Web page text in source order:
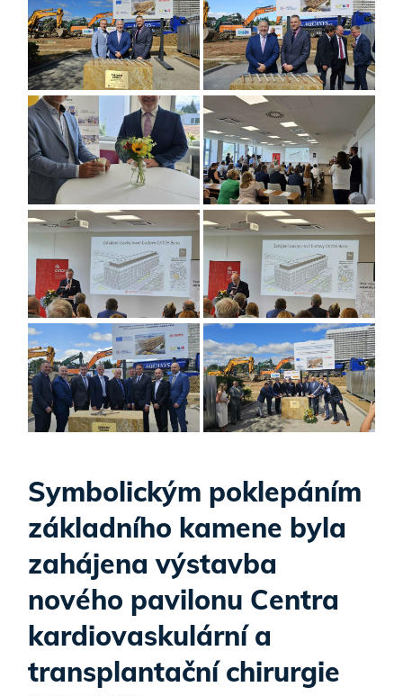
Symbolickým poklepáním
základního kamene byla
zahájena výstavba
nového pavilonu Centra
kardiovaskulární a
transplantační chirurgie